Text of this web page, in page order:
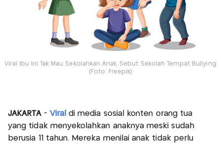
Viral Ibu Ini Tak Mau Sekolahkan Anak, Sebut Sekolah Tempat Bullying
(Foto: Freepik)
JAKARTA - Viral di media sosial konten orang tua
yang tidak menyekolahkan anaknya meski sudah
berusia 11 tahun. Mereka menilai anak tidak perlu